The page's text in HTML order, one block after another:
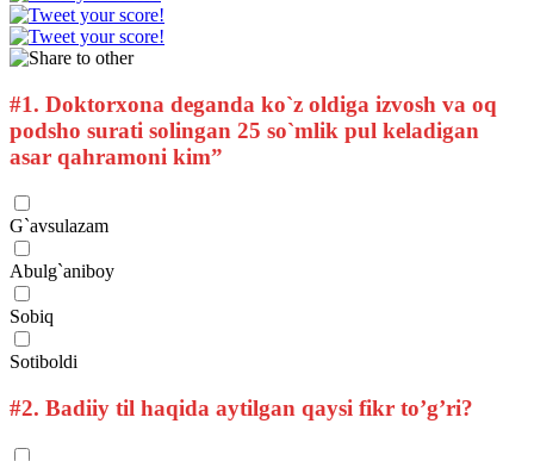
#1. Doktorxona deganda ko`z oldiga izvosh va oq
podsho surati solingan 25 so`mlik pul keladigan
asar qahramoni kim”
G`avsulazam
Abulg`aniboy
Sobiq
Sotiboldi
#2. Badiiy til haqida aytilgan qaysi fikr to’g’ri?